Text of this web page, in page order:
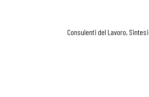
Consulenti del Lavoro, Sintesi